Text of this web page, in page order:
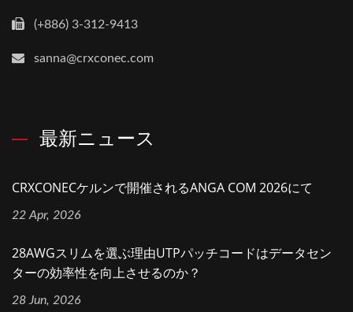
(+886) 3-312-9413
sanna@crxconec.com
最新ニュース
CRXCONECケルンで開催されるANGA COM 2026にて
22 Apr, 2026
28AWGスリムを選ぶ理由UTPパッチコードはデータセン
ターの効率性を向上させるのか？
28 Jun, 2026